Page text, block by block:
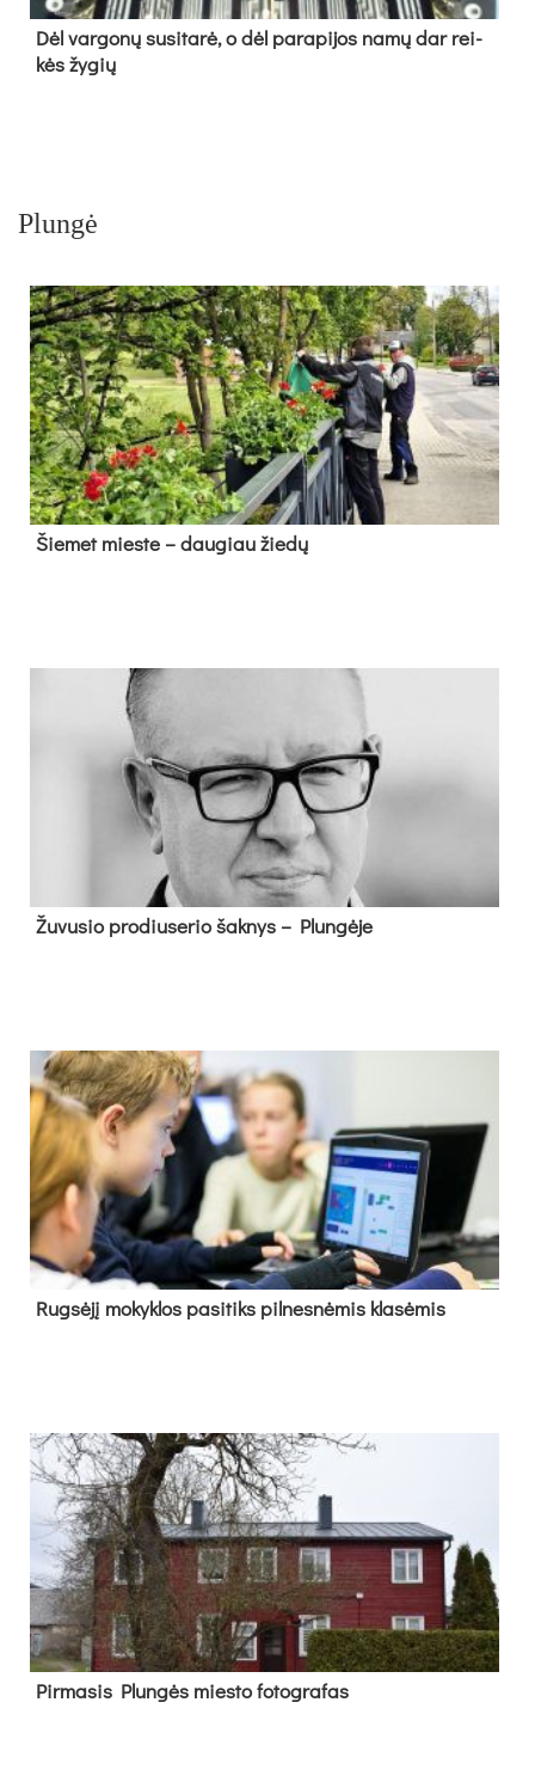
Dėl var­go­nų su­si­ta­rė, o dėl pa­ra­pi­jos na­mų dar rei­
kės žy­gių
Plungė
Šie­met mies­te – dau­giau žie­dų
Žu­vu­sio pro­diu­se­rio šak­nys – Plun­gė­je
Rug­sė­jį mo­kyk­los pa­si­tiks pil­nes­nė­mis kla­sė­mis
Pir­ma­sis Plun­gės mies­to fo­tog­ra­fas